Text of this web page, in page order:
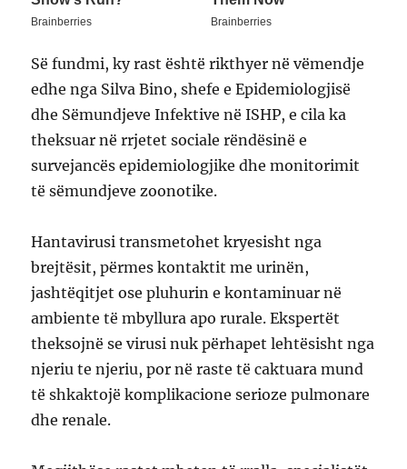
Së fundmi, ky rast është rikthyer në vëmendje
edhe nga Silva Bino, shefe e Epidemiologjisë
dhe Sëmundjeve Infektive në ISHP, e cila ka
theksuar në rrjetet sociale rëndësinë e
survejancës epidemiologjike dhe monitorimit
të sëmundjeve zoonotike.
Hantavirusi transmetohet kryesisht nga
brejtësit, përmes kontaktit me urinën,
jashtëqitjet ose pluhurin e kontaminuar në
ambiente të mbyllura apo rurale. Ekspertët
theksojnë se virusi nuk përhapet lehtësisht nga
njeriu te njeriu, por në raste të caktuara mund
të shkaktojë komplikacione serioze pulmonare
dhe renale.